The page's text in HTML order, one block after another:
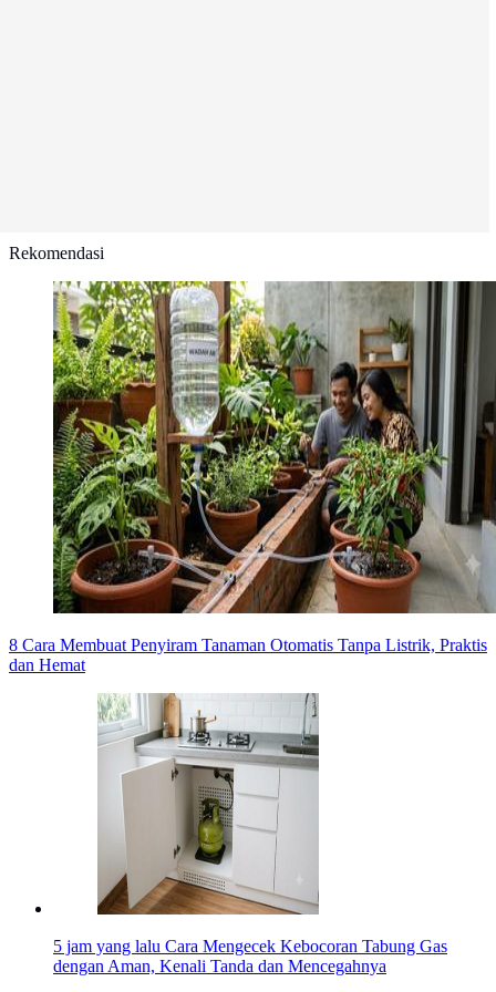
Rekomendasi
8 Cara Membuat Penyiram Tanaman Otomatis Tanpa Listrik, Praktis
dan Hemat
5 jam yang lalu Cara Mengecek Kebocoran Tabung Gas
dengan Aman, Kenali Tanda dan Mencegahnya